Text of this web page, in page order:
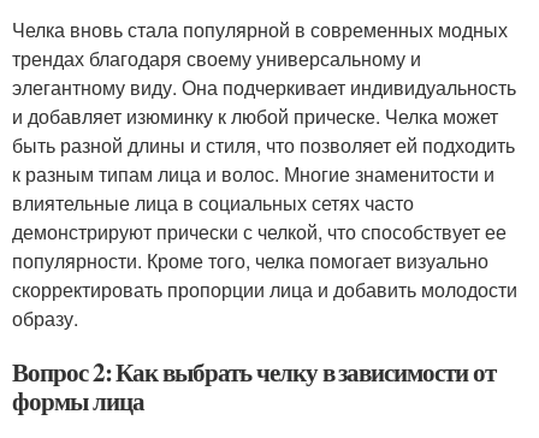
Челка вновь стала популярной в современных модных
трендах благодаря своему универсальному и
элегантному виду. Она подчеркивает индивидуальность
и добавляет изюминку к любой прическе. Челка может
быть разной длины и стиля, что позволяет ей подходить
к разным типам лица и волос. Многие знаменитости и
влиятельные лица в социальных сетях часто
демонстрируют прически с челкой, что способствует ее
популярности. Кроме того, челка помогает визуально
скорректировать пропорции лица и добавить молодости
образу.
Вопрос 2: Как выбрать челку в зависимости от
формы лица